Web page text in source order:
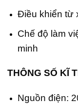
Điều khiển từ
Chế độ làm
minh
THÔNG SỐ KĨ
Nguồn điện: